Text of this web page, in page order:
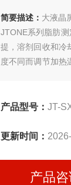
简要描述： 大液晶
JTONE系列脂肪
提，溶剂回收和冷
度不同而调节加热
产品型号： JT-
更新时间：
产品咨